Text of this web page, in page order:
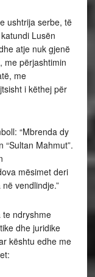
ushtrija serbe, të
Lusën
atje nuk gjenë
me përjashtimin
me
i këthej për
“Mbrenda dy
Mahmut”.
mësimet deri
vendlindje.”
te ndryshme
dhe juridike
kështu edhe me